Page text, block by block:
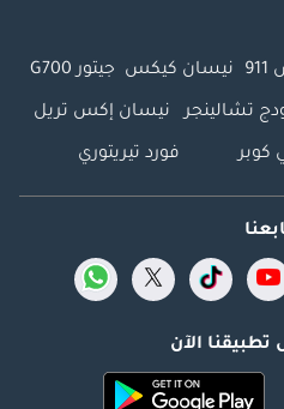
نيسان كيكس جيتور G700
تشالينجر نيسان إكس تريل
كوبر فورد تيريتوري
الآن